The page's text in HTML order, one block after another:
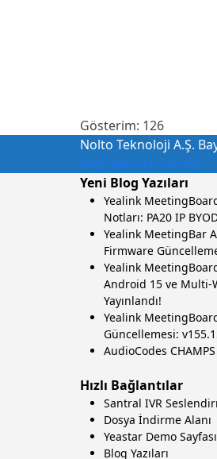
Gösterim: 126
Nolto Teknoloji A.Ş.
Bayi Başvuru Formu
Yeni Blog Yazıları
Yealink
Notları: PA20 IP
Yealink MeetingBar
Firmware
Yealink
Android 15 ve Multi-
Yayınlandı!
Yealink
Güncellemesi:
AudioCodes
Hızlı Bağlantılar
Santral IVR
Dosya İndirme Alanı
Yeastar Demo Sayfası
Blog Yazıları